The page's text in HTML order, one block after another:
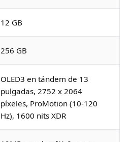
12 GB
256 GB
OLED3 en tándem de 13
pulgadas, 2752 x 2064
píxeles, ProMotion (10-120
Hz), 1600 nits XDR